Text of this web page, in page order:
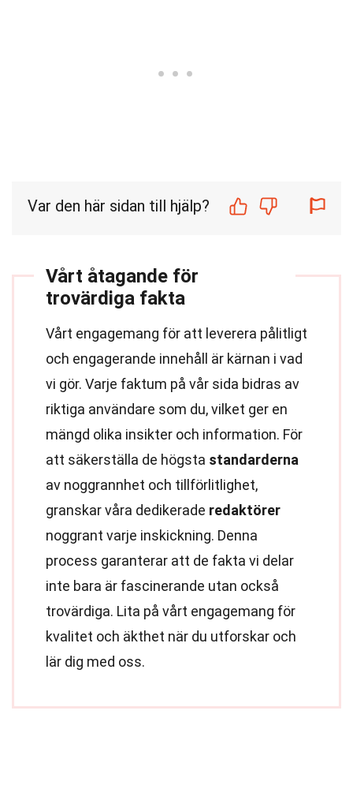
Var den här sidan till hjälp?
Vårt åtagande för
trovärdiga fakta
Vårt engagemang för att leverera pålitligt
och engagerande innehåll är kärnan i vad
vi gör. Varje faktum på vår sida bidras av
riktiga användare som du, vilket ger en
mängd olika insikter och information. För
att säkerställa de högsta standarderna
av noggrannhet och tillförlitlighet,
granskar våra dedikerade redaktörer
noggrant varje inskickning. Denna
process garanterar att de fakta vi delar
inte bara är fascinerande utan också
trovärdiga. Lita på vårt engagemang för
kvalitet och äkthet när du utforskar och
lär dig med oss.